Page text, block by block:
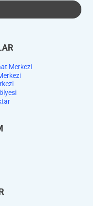
Merkezi